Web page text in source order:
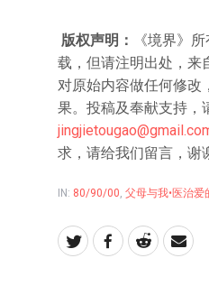
版权声明：
《境界》
载，但请注明出处，来
对原始内容做任何修改
果。投稿及奉献支持，
求，请给我们留言，谢
IN: 80/90/00, 父母与我•医治爱